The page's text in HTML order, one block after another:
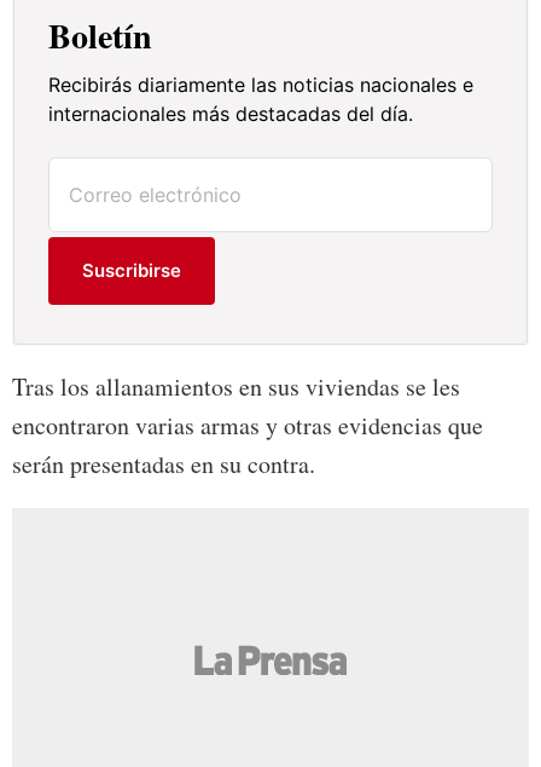
Boletín
Recibirás diariamente las noticias nacionales e
internacionales más destacadas del día.
Suscribirse
Tras los allanamientos en sus viviendas se les
encontraron varias armas y otras evidencias que
serán presentadas en su contra.